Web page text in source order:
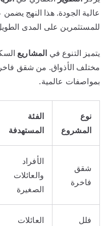
عالية الجودة. هذا النهج يضمن
للمستثمرين على المدى
يتميز التنوع في المشاريع
مختلف الأذواق. من شقق
بمواصفات عالمية.
نوع
المشروع
الفئة
المستهدفة
شقق
فاخرة
الأفراد
والعائلات
الصغيرة
فلل
العائلات